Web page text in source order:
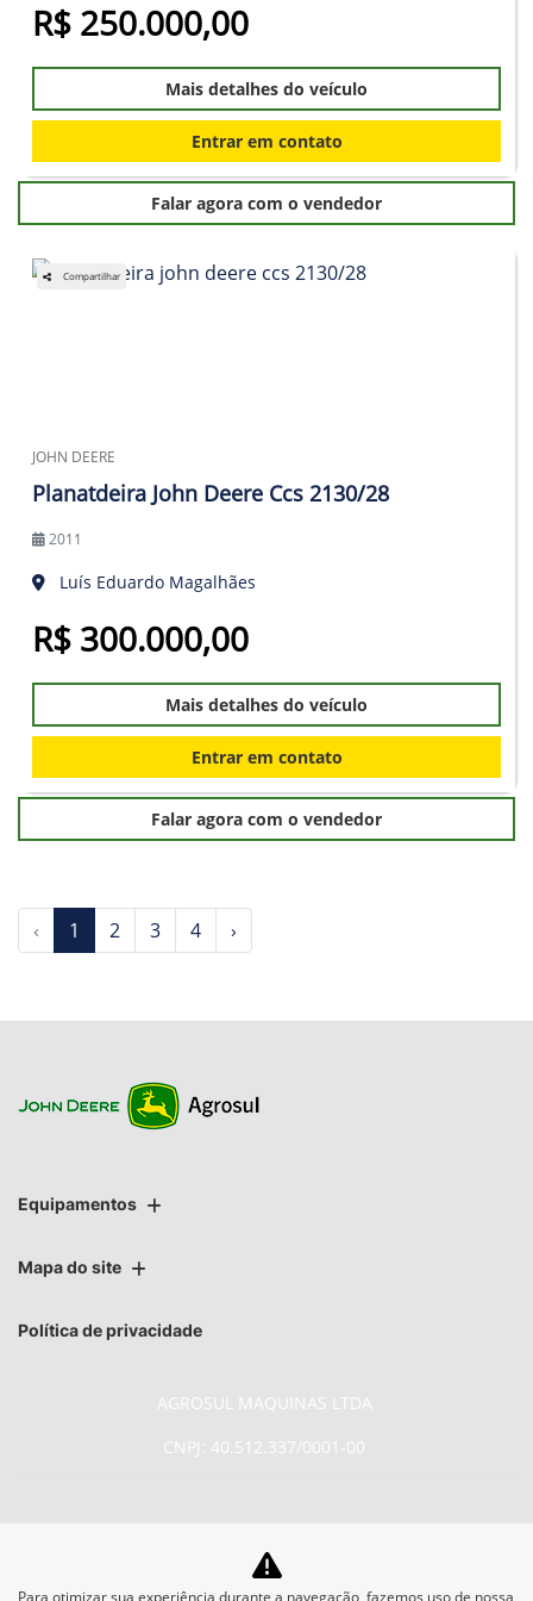
R$ 250.000,00
Mais detalhes do veículo
Entrar em contato
Falar agora com o vendedor
Compartilhar
JOHN DEERE
Planatdeira John Deere Ccs 2130/28
2011
Luís Eduardo Magalhães
R$ 300.000,00
Mais detalhes do veículo
Entrar em contato
Falar agora com o vendedor
‹ 1 2 3 4 ›
Equipamentos
Mapa do site
Política de privacidade
AGROSUL MAQUINAS LTDA
CNPJ: 40.512.337/0001-00
No trânsito, enxergar o outro
Para otimizar sua experiência durante a navegação, fazemos uso de nossa